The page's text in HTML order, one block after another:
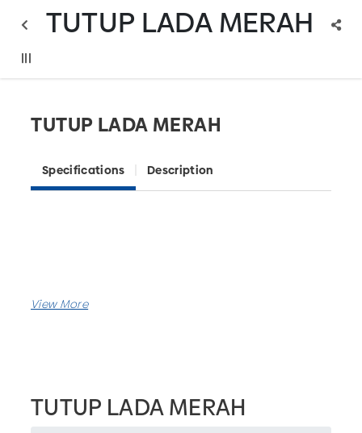
TUTUP LADA MERAH
TUTUP LADA MERAH
Specifications Description
TUTUP LADA MERAH